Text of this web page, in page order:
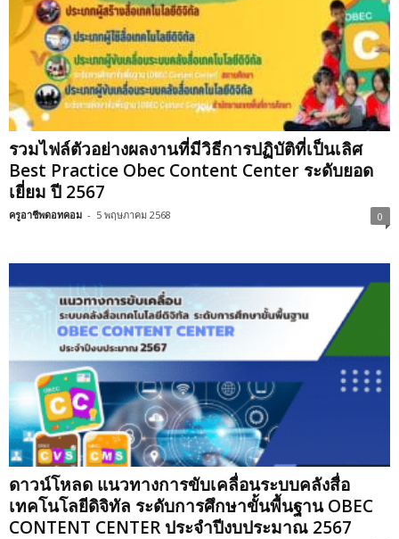
รวมไฟล์ตัวอย่างผลงานที่มีวิธีการปฏิบัติที่เป็นเลิศ
Best Practice Obec Content Center ระดับยอด
เยี่ยม ปี 2567
ครูอาชีพดอทคอม - 5 พฤษภาคม 2568 0
ดาวน์โหลด แนวทางการขับเคลื่อนระบบคลังสื่อ
เทคโนโลยีดิจิทัล ระดับการศึกษาขั้นพื้นฐาน OBEC
CONTENT CENTER ประจำปีงบประมาณ 2567